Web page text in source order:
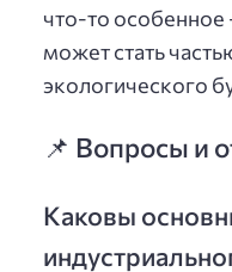
что-то
может стать
экологического
📌 Вопросы и
Каковы